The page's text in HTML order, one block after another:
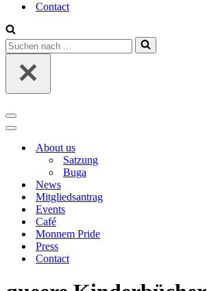
Contact
Suchen
nach …
Navigations-
Menü
Navigations-
About us
Satzung
Buga
News
Mitgliedsantrag
Events
Café
Monnem Pride
Press
Contact